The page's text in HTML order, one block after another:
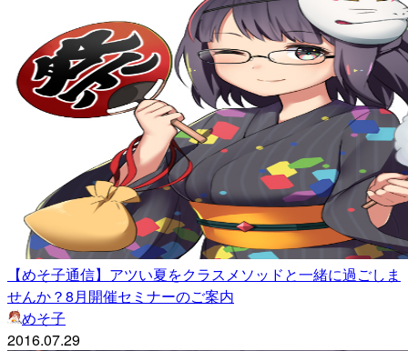
【めそ子通信】アツい夏をクラスメソッドと一緒に過ごしま
せんか？8月開催セミナーのご案内
めそ子
2016.07.29